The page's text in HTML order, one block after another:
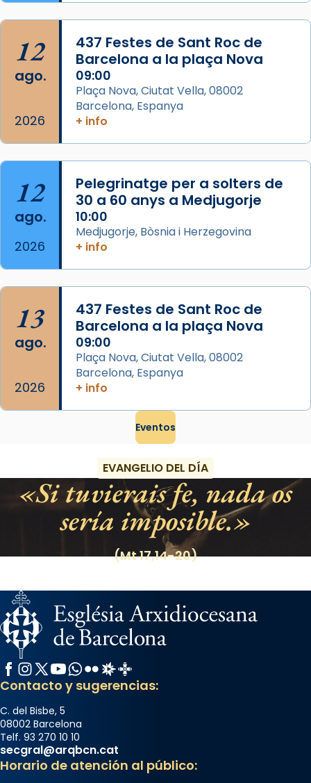
Acompanyant la història de sant Cugat, a
partir de l’Edat Mitjana sorgeix la tradició
que les santes Juliana (“relatiu a Júlia”) i
Semproniana (“relatiu a Semprònia =
eterna”) són deixebles seves. I l’any 1667, el
frare Joan Gaspar Roig, afirma en una obra
que les santes són filles de l’antiga Iluro.
Mataró en reivindicarà les relíq
Foto
View on Facebook ·
12
ago.
2026
437 Festes de Sant Roc de
Barcelona a la plaça Nova
09:00
Plaça Nova, Ciutat Vella, 08002
Barcelona, Espanya
+ info
12
ago.
2026
Pelegrinatge per a solters de
30 a 60 anys a Medjugorje
10:00
Medjugorje, Bòsnia i Herzegovina
+ info
13
ago.
2026
437 Festes de Sant Roc de
Barcelona a la plaça Nova
09:00
Plaça Nova, Ciutat Vella, 08002
Barcelona, Espanya
+ info
Eventos
EVANGELIO DEL DÍA
Si tuvierais fe, nada os
sería imposible.
(Mt 17,14-20)
Facebook
Instagram
X / Twitter
YouTube
WhatsApp
FlickrRadio Estel
Catalunya Cristiana
Contacto y sugerencias:
C. del Bisbe, 5
08002 Barcelona
Telf. 93 270 10 10
secgral@arqbcn.cat
Horario de atención al público: